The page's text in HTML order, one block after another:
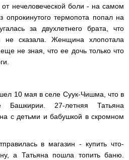
нечеловеческой боли - на самом
опрокинутого термопота попал на
за двухлетнего брата, что
не сказала. Женщина хлопотала
не зная, что ее дочь только что
10 мая в селе Суук-Чишма, что в
Башкирии. 27-летняя Татьяна
с детьми и бабушкой в скромном
в магазин - купить что-
а Татьяна пошла топить баню.